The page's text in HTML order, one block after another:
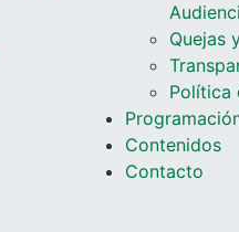
Quejas
Política
Contenidos
Contacto